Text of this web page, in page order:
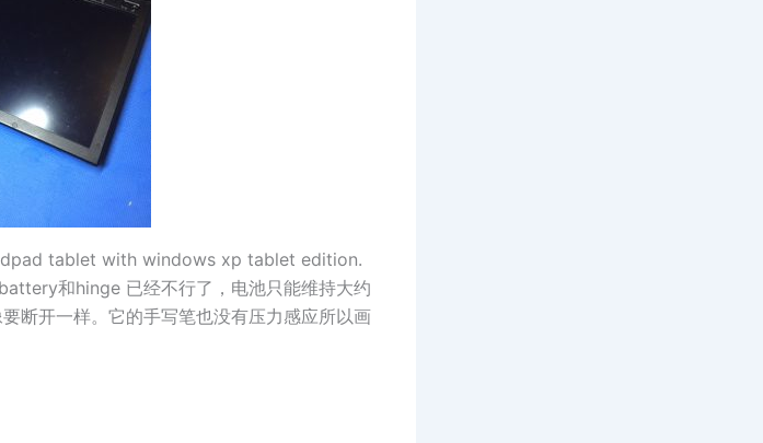
tablet with windows xp tablet edition.
和hinge 已经不行了，电池只能维持大约
断开一样。它的手写笔也没有压力感应所以画